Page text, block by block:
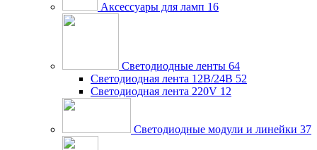
Аксессуары для ламп 16
Светодиодные ленты 64
Светодиодная лента 12В/24В 52
Светодиодная лента 220V 12
Светодиодные модули и линейки 37